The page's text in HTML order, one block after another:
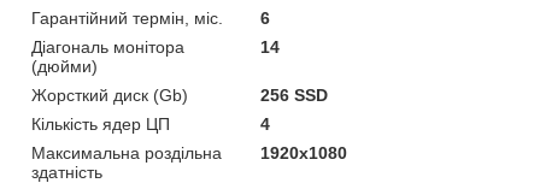
Гарантійний термін, міс.
6
Діагональ монітора
(дюйми)
14
Жорсткий диск (Gb)
256 SSD
Кількість ядер ЦП
4
Максимальна роздільна
здатність
1920x1080